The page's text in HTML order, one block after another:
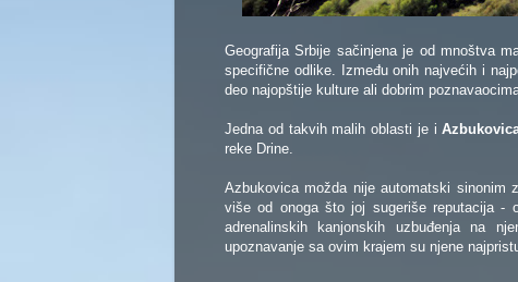
Geografija Srbije sačinjena je od mnoštva
specifične odlike. Između onih najvećih i
deo najopštije kulture ali dobrim
Jedna od takvih malih oblasti je i
reke Drine.
Azbukovica možda nije automatski sinonim
više od onoga što joj sugeriše reputacija -
adrenalinskih kanjonskih uzbuđenja na
upoznavanje sa ovim krajem su njene